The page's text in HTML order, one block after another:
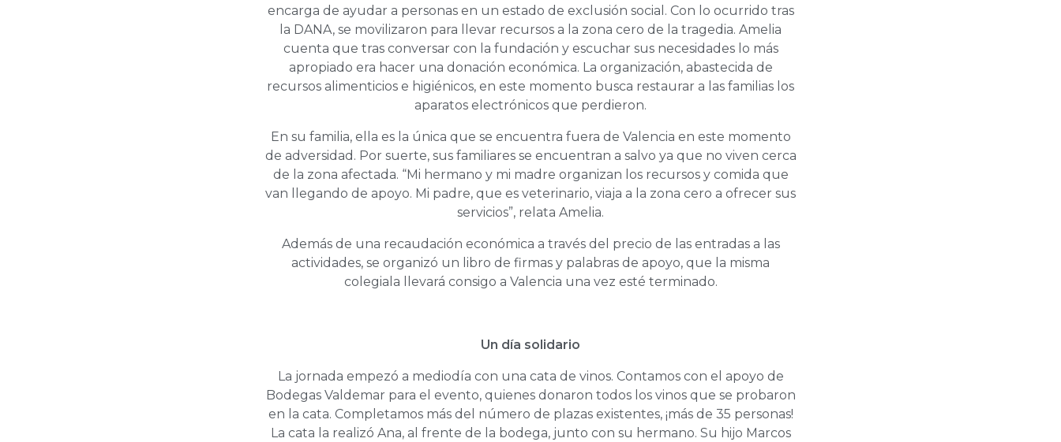
encarga de ayudar a personas en un estado de exclusión social. Con lo ocurrido tras
la DANA, se movilizaron para llevar recursos a la zona cero de la tragedia. Amelia
cuenta que tras conversar con la fundación y escuchar sus necesidades lo más
apropiado era hacer una donación económica. La organización, abastecida de
recursos alimenticios e higiénicos, en este momento busca restaurar a las familias los
aparatos electrónicos que perdieron.
En su familia, ella es la única que se encuentra fuera de Valencia en este momento
de adversidad. Por suerte, sus familiares se encuentran a salvo ya que no viven cerca
de la zona afectada. “Mi hermano y mi madre organizan los recursos y comida que
van llegando de apoyo. Mi padre, que es veterinario, viaja a la zona cero a ofrecer sus
servicios”, relata Amelia.
Además de una recaudación económica a través del precio de las entradas a las
actividades, se organizó un libro de firmas y palabras de apoyo, que la misma
colegiala llevará consigo a Valencia una vez esté terminado.
Un día solidario
La jornada empezó a mediodía con una cata de vinos. Contamos con el apoyo de
Bodegas Valdemar para el evento, quienes donaron todos los vinos que se probaron
en la cata. Completamos más del número de plazas existentes, ¡más de 35 personas!
La cata la realizó Ana, al frente de la bodega, junto con su hermano. Su hijo Marcos